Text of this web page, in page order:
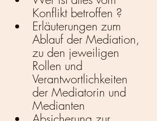
Konflikt betroffen ?
Erläuterungen zum
Ablauf der Mediation,
zu den jeweiligen
Rollen und
Verantwortlichkeiten
der Mediatorin und
Medianten